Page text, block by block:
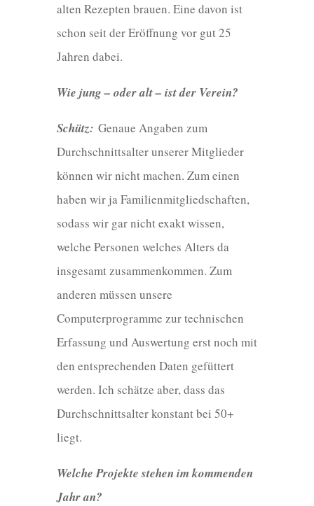
alten Rezepten brauen. Eine davon ist
schon seit der Eröffnung vor gut 25
Jahren dabei.
Wie jung – oder alt – ist der Verein?
Schütz: Genaue Angaben zum
Durchschnittsalter unserer Mitglieder
können wir nicht machen. Zum einen
haben wir ja Familienmitgliedschaften,
sodass wir gar nicht exakt wissen,
welche Personen welches Alters da
insgesamt zusammenkommen. Zum
anderen müssen unsere
Computerprogramme zur technischen
Erfassung und Auswertung erst noch mit
den entsprechenden Daten gefüttert
werden. Ich schätze aber, dass das
Durchschnittsalter konstant bei 50+
liegt.
Welche Projekte stehen im kommenden
Jahr an?